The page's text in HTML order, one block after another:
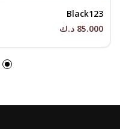
Black123
85.000 د.ك